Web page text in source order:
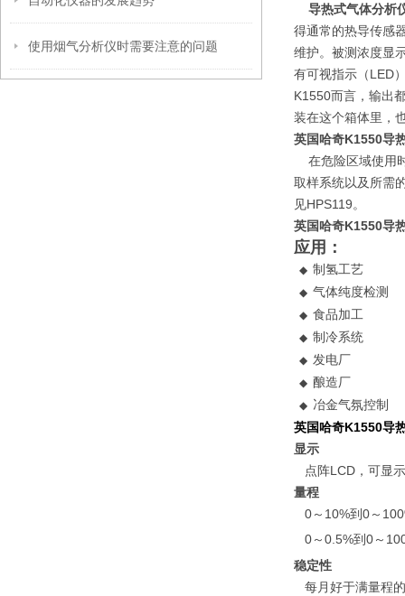
使用烟气分析仪时需要注意的问题
导热式气体分析
得通常的热导传感
维护。被测浓度显
有可视指示（LED
K1550而言，输出
装在这个箱体里，
英国哈奇K1550导
在危险区域使用
取样系统以及所需
见HPS119。
英国哈奇K1550导
应用：
◆ 制氢工艺
◆ 气体纯度检测
◆ 食品加工
◆ 制冷系统
◆ 发电厂
◆ 酿造厂
◆ 冶金气氛控制
英国哈奇K1550导
显示
点阵LCD，可显
量程
0～10%到0～
0～0.5%到0～
稳定性
每月好于满量程